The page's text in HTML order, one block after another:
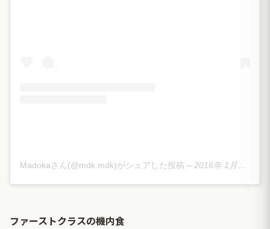
Madokaさん(@mdk.mdk)がシェアした投稿 – 2016年 1月月26日午前9時35分PST
ファーストクラスの機内食